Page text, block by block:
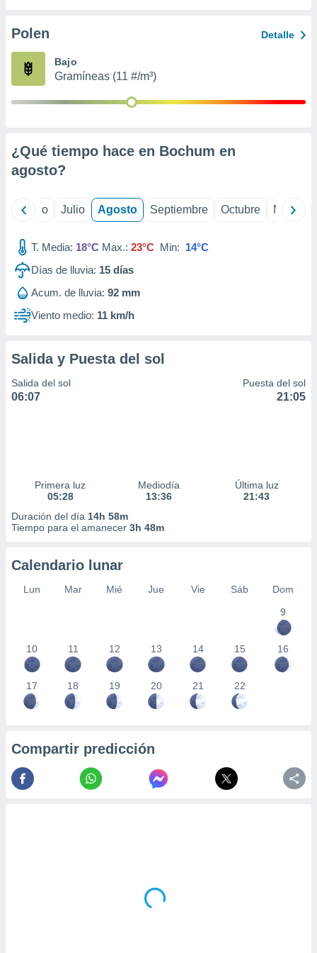
e
mediante
publicidad
publicidad
de
Polen Detalle
Bajo
Gramíneas (11 #/m³)
¿Qué tiempo hace en Bochum en
agosto?
Junio Julio Agosto Septiembre Octubre
T. Media: 18°C Max.: 23°C Min: 14°C
Días de lluvia: 15 días
Acum. de lluvia: 92 mm
Viento medio: 11 km/h
Salida y Puesta del sol
Salida del sol
06:07
Puesta del sol
21:05
Primera luz
05:28
Mediodía
13:36
Última luz
21:43
Duración del día 14h 58m
Tiempo para el amanecer 3h 48m
Calendario lunar
Lun Mar Mié Jue Vie Sáb
Dom
9
10 11 12 13 14 15 16
17 18 19 20 21 22
Compartir predicción